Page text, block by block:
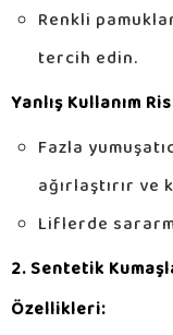
Renkli
tercih edin.
Yanlış Kullanım
Fazla
ağırlaştırır ve
Liflerde
2. Sentetik
Özellikleri: